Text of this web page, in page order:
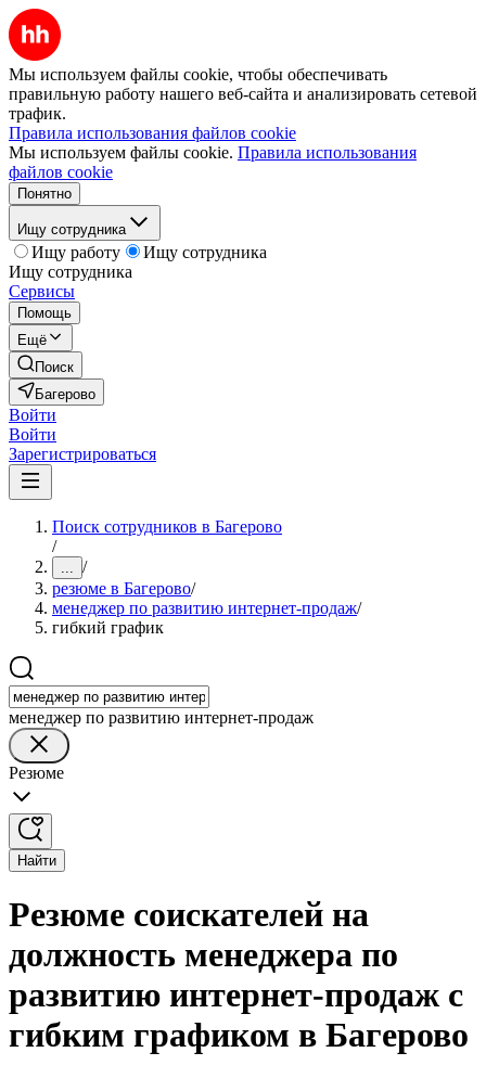
Мы используем файлы cookie, чтобы обеспечивать
правильную работу нашего веб-сайта и анализировать сетевой
трафик.
Правила использования файлов cookie
Мы используем файлы cookie. Правила использования
файлов cookie
Понятно
Ищу сотрудника
Ищу работу
Ищу сотрудника
Ищу сотрудника
Сервисы
Помощь
Ещё
Поиск
Багерово
Войти
Войти
Зарегистрироваться
Поиск сотрудников в Багерово
/
... /
резюме в Багерово/
менеджер по развитию интернет-продаж/
гибкий график
менеджер по развитию интернет-продаж
Резюме
Найти
Резюме соискателей на
должность менеджера по
развитию интернет-продаж с
гибким графиком в Багерово